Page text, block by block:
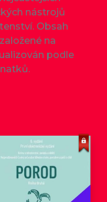
nástrojů
Obsah
na
podle